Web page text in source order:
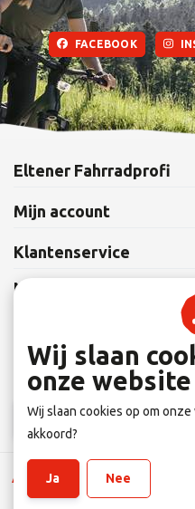
FACEBOOK
Eltener Fahrradprofi
Mijn account
Klantenservice
Nieuwsbrief
Abonneer je op onze
Abonneer
Algemene Leverings voorwaarden
Sitemap
Wij slaan
onze
Wij slaan cookies op om
akkoord?
Ja Nee